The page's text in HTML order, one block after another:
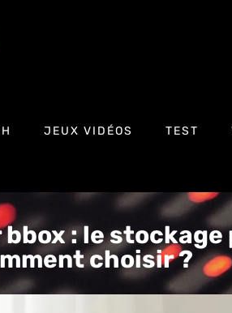
JEUX VIDÉOS TEST
: le
choisir ?